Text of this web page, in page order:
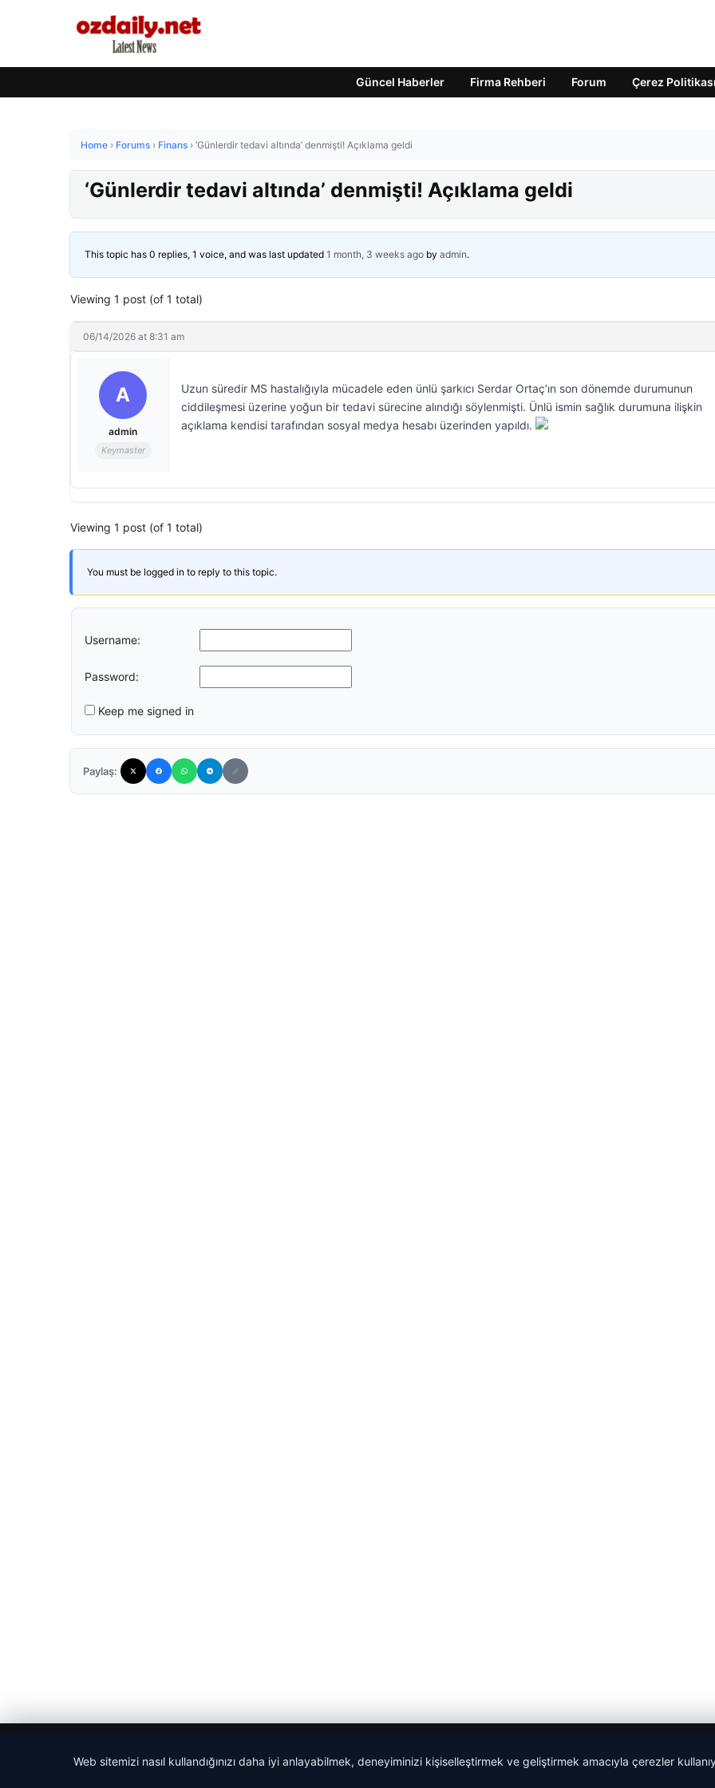
Güncel Haberler Firma Rehberi Forum Çerez Politikası
Home › Forums › Finans › ‘Günlerdir tedavi altında’ denmişti! Açıklama geldi
‘Günlerdir tedavi altında’ denmişti! Açıklama geldi
This topic has 0 replies, 1 voice, and was last updated 1 month, 3 weeks ago by admin.
Viewing 1 post (of 1 total)
06/14/2026 at 8:31 am
A
admin
Keymaster
Uzun süredir MS hastalığıyla mücadele eden ünlü şarkıcı Serdar Ortaç’ın son dönemde durumunun
ciddileşmesi üzerine yoğun bir tedavi sürecine alındığı söylenmişti. Ünlü ismin sağlık durumuna ilişkin
açıklama kendisi tarafından sosyal medya hesabı üzerinden yapıldı.
Viewing 1 post (of 1 total)
You must be logged in to reply to this topic.
Username:
Password:
Keep me signed in
Paylaş:
Web sitemizi nasıl kullandığınızı daha iyi anlayabilmek, deneyiminizi kişiselleştirmek ve geliştirmek amacıyla çerezler